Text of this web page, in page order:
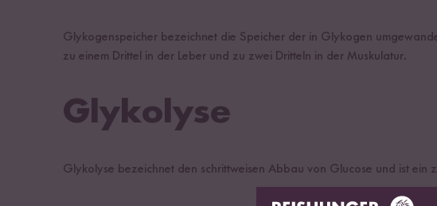
Glykogenspeicher bezeichnet die Speicher der in Glykogen
zu einem Drittel in der Leber und zu zwei Dritteln in der Muskulatur.
Glykolyse
Glykolyse bezeichnet den schrittweisen Abbau von Glucose und ist ein